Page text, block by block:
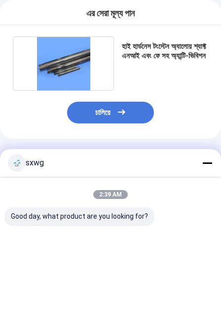
এর সেরা মূল্য পান
হাই হার্ডনেস টংস্টেন অ্যালোয় শ্যাফ্ট
এনআই এবং ফে সহ অ্যান্টি-ভিবিশন
চালিয়ে
sxwg
2:39 AM
Good day, what product are you looking for?